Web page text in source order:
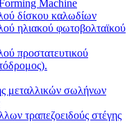
Machine
δίσκου καλωδίων
ηλιακού φωτοβολταϊκού
προστατευτικού
μεταλλικών σωλήνων
τραπεζοειδούς στέγης